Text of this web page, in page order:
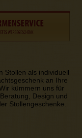
Stollen als individuell
an Ihre
kümmern uns für
Design und
Stollengeschenke.